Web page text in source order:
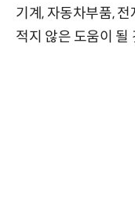
기계, 자동차부품,
적지 않은 도움이 될